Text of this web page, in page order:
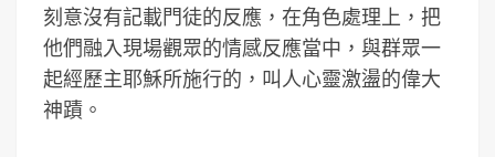
刻意沒有記載門徒的反應，在角色處理上，把
他們融入現場觀眾的情感反應當中，與群眾一
起經歷主耶穌所施行的，叫人心靈激盪的偉大
神蹟。